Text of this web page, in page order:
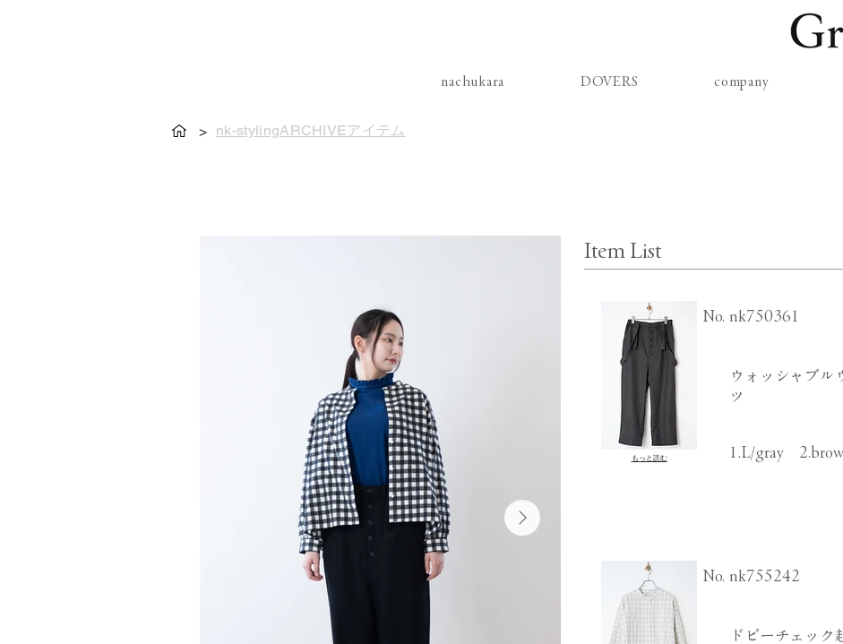
nachukara DOVERS company
> nk-stylingARCHIVEアイテム
Item List
もっと読む
​No. nk750361
ウォッシャブル
ツ
1.L/gray
​No. nk755242
ドビーチェック